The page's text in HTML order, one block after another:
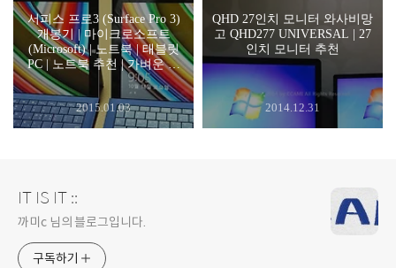
서피스 프로3 (Surface Pro 3)
개봉기 | 마이크로소프트
(Microsoft) | 노트북 | 태블릿
PC | 노트북 추천 | 가벼운 노
트북
2015.01.03
QHD 27인치 모니터 와사비망
고 QHD277 UNIVERSAL | 27
인치 모니터 추천
2014.12.31
IT IS IT ::
까미c 님의 블로그입니다.
구독하기